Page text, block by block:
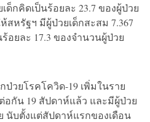
ด็กคิดเป็นร้อยละ 23.7 ของผู้ป่วย
หรัฐฯ มีผู้ป่วยเด็กสะสม 7.367
อยละ 17.3 ของจำนวนผู้ป่วย
ป่วยโรคโควิด-19 เพิ่มในราย
อกัน 19 สัปดาห์แล้ว และมีผู้ป่วย
นับตั้งแต่สัปดาห์แรกของเดือน